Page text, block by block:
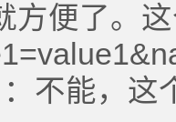
方便了。
：不能，